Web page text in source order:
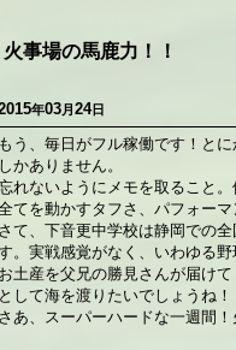
火事場の馬鹿力！！
年03月24日
もう、毎日がフル稼働です！と
しかありません。
れないようにメモを取ること
てを動かすタフさ、パフォーマ
さて、下音更中学校は静岡での
。実戦感覚がなく、いわゆる
お土産を父兄の勝見さんが届け
として海を渡りたいでしょうね！
さあ、スーパーハードな一週間